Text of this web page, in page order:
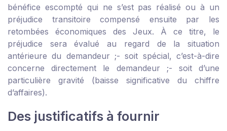
bénéfice escompté qui ne s’est pas réalisé ou à un
préjudice transitoire compensé ensuite par les
retombées économiques des Jeux. À ce titre, le
préjudice sera évalué au regard de la situation
antérieure du demandeur ;- soit spécial, c’est-à-dire
concerne directement le demandeur ;- soit d’une
particulière gravité (baisse significative du chiffre
d’affaires).
Des justificatifs à fournir